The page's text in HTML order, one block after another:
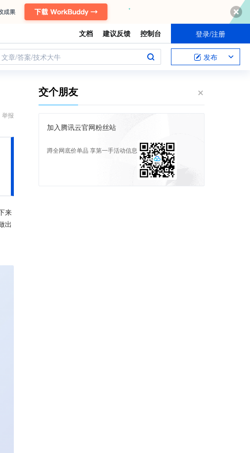
文档 建议反馈 控制台 登录/注册
文章/答案/技术大牛 发布
举报
来
出
交个朋友
加入腾讯云官网粉丝站
蹲全网底价单品 享第一手活动信息